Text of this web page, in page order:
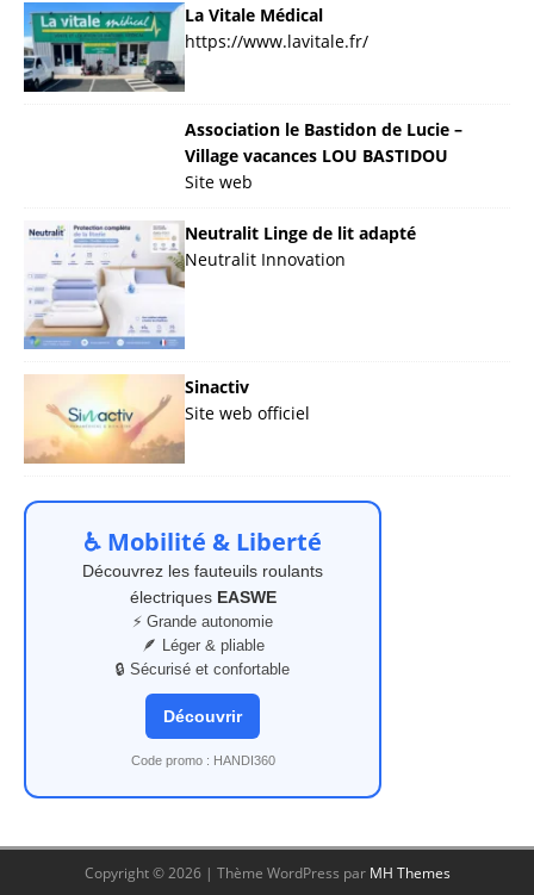
La Vitale Médical
https://www.lavitale.fr/
Association le Bastidon de Lucie –
Village vacances LOU BASTIDOU
Site web
Neutralit Linge de lit adapté
Neutralit Innovation
Sinactiv
Site web officiel
♿ Mobilité & Liberté
Découvrez les fauteuils roulants
électriques EASWE
⚡ Grande autonomie
🪶 Léger & pliable
🔒 Sécurisé et confortable
Découvrir
Code promo : HANDI360
Copyright © 2026 | Thème WordPress par MH Themes